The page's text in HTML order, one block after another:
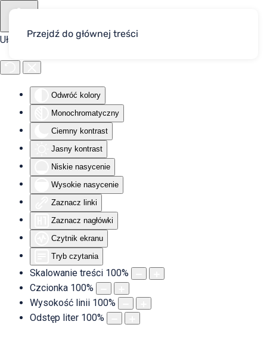
Ułatwienia dostępu
Odwróć kolory
Monochromatyczny
Ciemny kontrast
Jasny kontrast
Niskie nasycenie
Wysokie nasycenie
Zaznacz linki
Zaznacz nagłówki
Czytnik ekranu
Tryb czytania
Skalowanie treści 100%
Czcionka 100%
Wysokość linii 100%
Odstęp liter 100%
Przejdź do głównej treści